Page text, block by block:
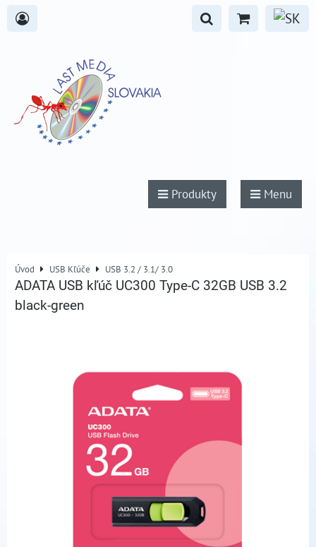
Produkty Menu
Úvod USB Kľúče USB 3.2 / 3.1/ 3.0
ADATA USB kľúč UC300 Type-C 32GB USB 3.2
black-green